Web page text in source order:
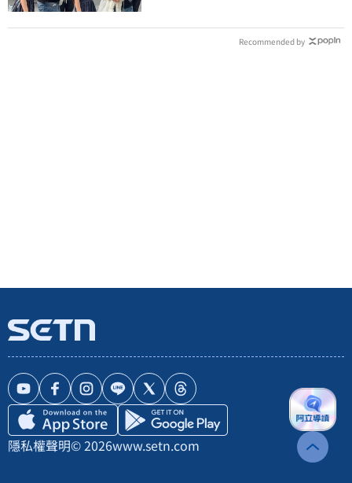
Recommended by
隱私權聲明© 2026www.setn.com